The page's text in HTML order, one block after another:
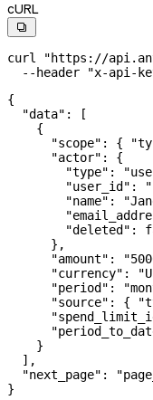
cURL

curl "https://
  --header
"x-api-
{
  "data"
: [
    {
      "scope"
: {
      "actor"
: {
        "type"
:
        "user_id"
:
        "name"
:
        "deleted"
:
      },
      "amount"
:
      "currency"
:
      "period"
:
      "source"
: {
    }
  ],
  "next_page"
:
}